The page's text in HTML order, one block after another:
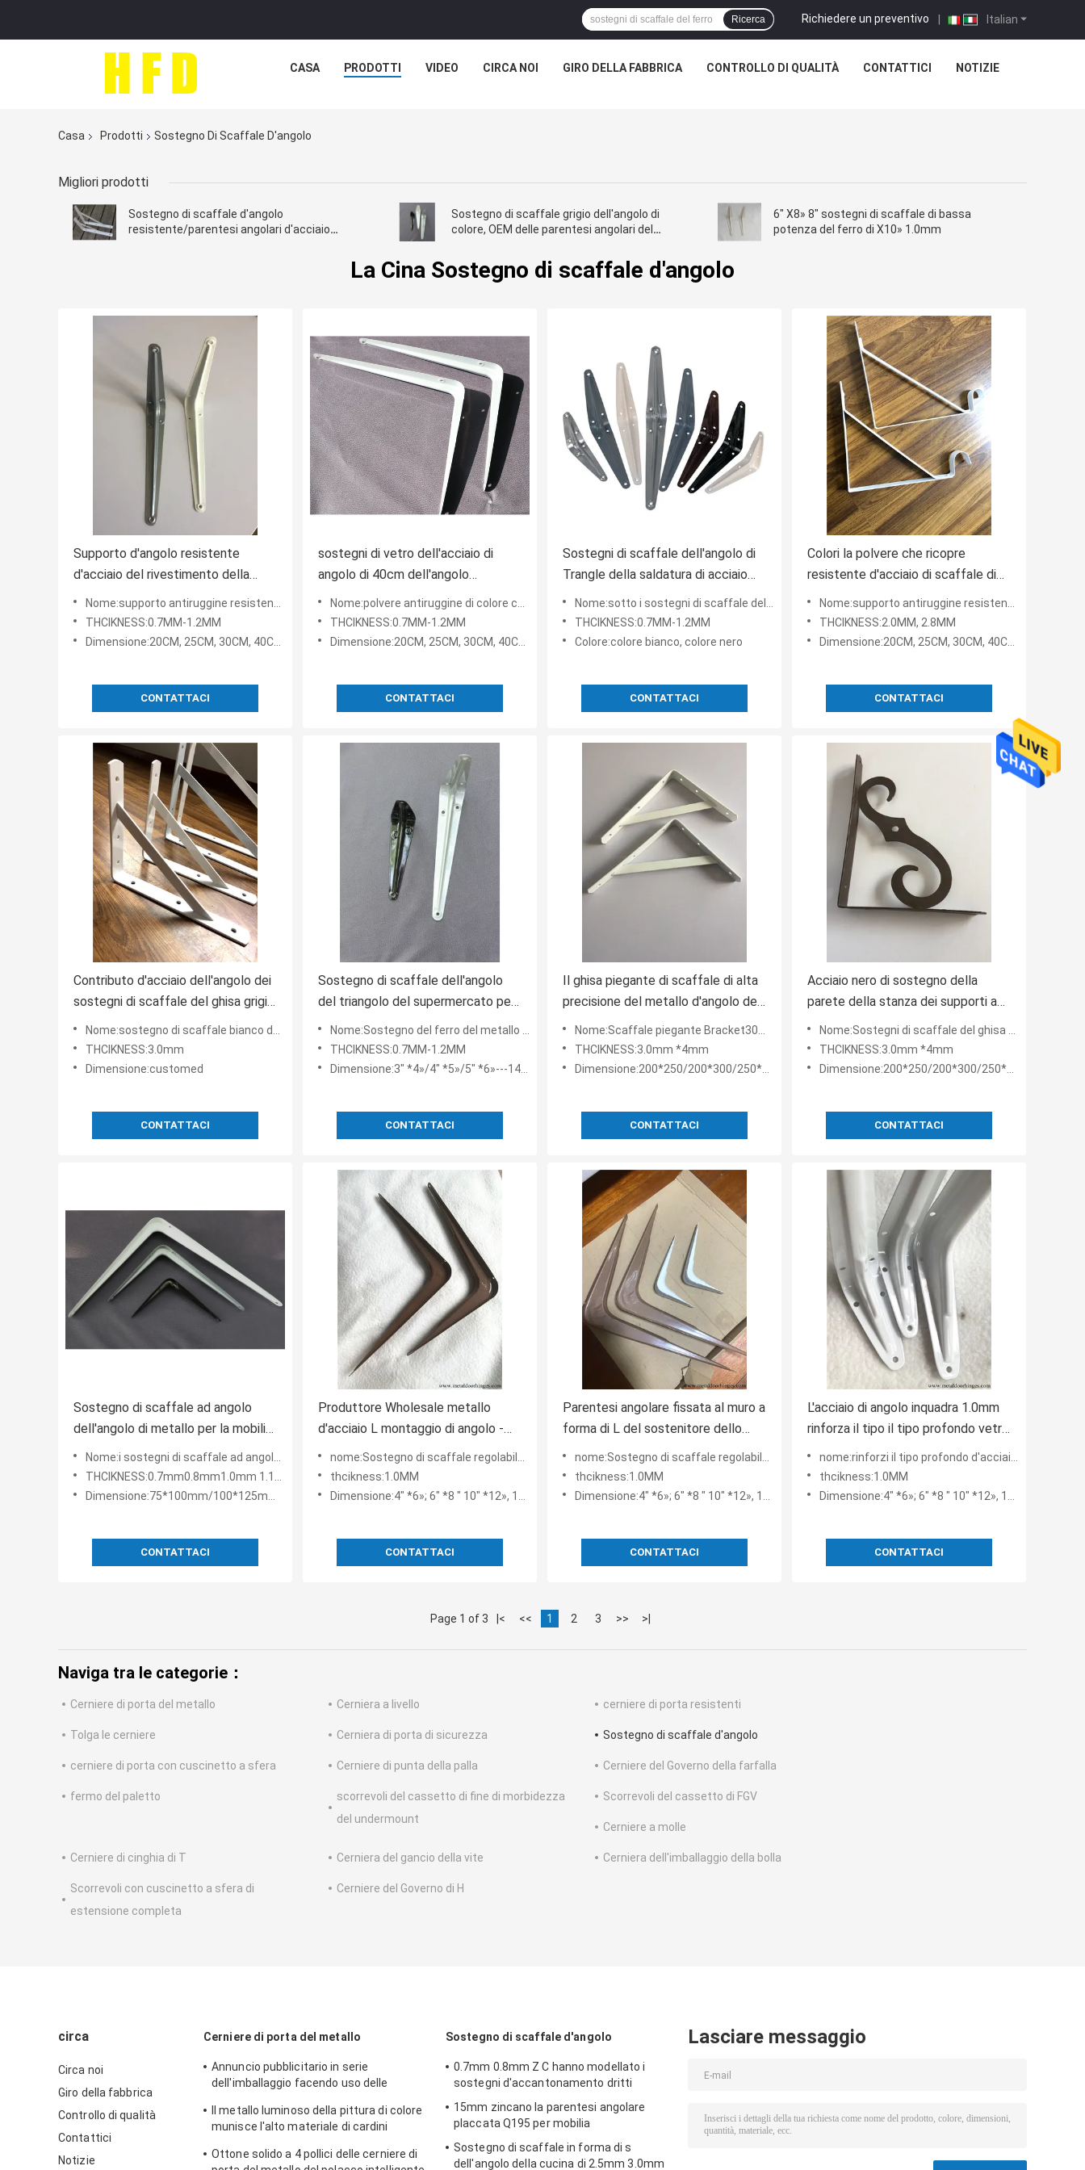
Italian
Richiedere un preventivo |
Ricerca
CASA PRODOTTI VIDEO CIRCA NOI GIRO DELLA FABBRICA CONTROLLO DI QUALITÀ CONTATTICI NOTIZIE
Casa Prodotti Sostegno Di Scaffale D'angolo
Migliori prodotti
Sostegno di scaffale d'angolo
resistente/parentesi angolari d'acciaio
Sostegno di scaffale grigio dell'angolo di
colore, OEM delle parentesi angolari del
6" X8» 8" sostegni di scaffale di bassa
potenza del ferro di X10» 1.0mm
La Cina Sostegno di scaffale d'angolo
Supporto d'angolo resistente
d'acciaio del rivestimento della
polvere di colore della ruggine del
sostegno di scaffale di colore
grigio anti
Nome:supporto antiruggine resistente del rivestimento della polvere di colore di colore dei brackts d'acc
THCIKNESS:0.7MM-1.2MM
Dimensione:20CM, 25CM, 30CM, 40CM 50CM
CONTATTACI
sostegni di vetro dell'acciaio di
angolo di 40cm dell'angolo
decorativo 50cm del supporto a
mensola
Nome:polvere antiruggine di colore che ricopre i brackts d'acciaio dello scaffale di colore grigio resist
THCIKNESS:0.7MM-1.2MM
Dimensione:20CM, 25CM, 30CM, 40CM 50CM
CONTATTACI
Sostegni di scaffale dell'angolo di
Trangle della saldatura di acciaio
del supermercato spessore di
1.2mm - di 0.7mm
Nome:sotto i sostegni di scaffale del metallo dei sostegni di scaffale
THCIKNESS:0.7MM-1.2MM
Colore:colore bianco, colore nero
CONTATTACI
Colori la polvere che ricopre
resistente d'acciaio di scaffale di
colore bianco decorativo dei
sostegni di gancio
Nome:supporto antiruggine resistente del rivestimento della polvere di colore di colore dei brackts d'acc
THCIKNESS:2.0MM, 2.8MM
Dimensione:20CM, 25CM, 30CM, 40CM 50CM
CONTATTACI
Contributo d'acciaio dell'angolo dei
sostegni di scaffale del ghisa grigio
di angolo al montaggio
dell'hardware della mobilia
Nome:sostegno di scaffale bianco del rivestimento della polvere di colore di /grey
THCIKNESS:3.0mm
Dimensione:customed
CONTATTACI
Sostegno di scaffale dell'angolo
del triangolo del supermercato per
colore grigio di bianco di colore di
sostegno TV
Nome:Sostegno del ferro del metallo del sostegno di scaffale per il supermercato
THCIKNESS:0.7MM-1.2MM
Dimensione:3" *4»/4" *5»/5" *6»---14" *16»/16" *18»
CONTATTACI
Il ghisa piegante di scaffale di alta
precisione del metallo d'angolo del
sostegno inquadra 30mm 4.0mm
Nome:Scaffale piegante Bracket30mm 4.0mm del sostegno del metallo d'angolo di alta precisione
THCIKNESS:3.0mm *4mm
Dimensione:200*250/200*300/250*300/280*400/330*500
CONTATTACI
Acciaio nero di sostegno della
parete della stanza dei supporti a
mensola del ghisa del progettista di
Brown di rinforzo
Nome:Sostegni di scaffale del ghisa del metallo di alta qualità per la decorazione della mobilia
THCIKNESS:3.0mm *4mm
Dimensione:200*250/200*300/250*300/280*400/330*500
CONTATTACI
Sostegno di scaffale ad angolo
dell'angolo di metallo per la mobilia
di Wadrobe Cupboar del Governo
facendo uso di
Nome:i sostegni di scaffale ad angolo metal i sostegni di scaffale per la mobilia cupboar del wadrobe del
THCIKNESS:0.7mm0.8mm1.0mm 1.1mm 1.2mm 1.4mm
Dimensione:75*100mm/100*125mm/125*150mm .......
CONTATTACI
Produttore Wholesale metallo
d'acciaio L montaggio di angolo -
sostegno di Brown di 90 gradi
dell'angolo del sostegno
nome:Sostegno di scaffale regolabile di sostegno dello scaffale del nero di angolo pieghevole resistente
thcikness:1.0MM
Dimensione:4" *6»; 6" *8 " 10" *12», 12" *14»
CONTATTACI
Parentesi angolare fissata al muro a
forma di L del sostenitore dello
scaffale di qualità di altezza
nome:Sostegno di scaffale regolabile di sostegno dello scaffale del nero di angolo pieghevole resistente
thcikness:1.0MM
Dimensione:4" *6»; 6" *8 " 10" *12», 12" *14»
CONTATTACI
L'acciaio di angolo inquadra 1.0mm
rinforza il tipo il tipo profondo vetro
di Eruopean del supporto a mensola
dell'angolo
nome:rinforzi il tipo profondo d'acciaio sostegni delle cerniere di porta di scaffale 1.0mm
thcikness:1.0MM
Dimensione:4" *6»; 6" *8 " 10" *12», 12" *14»
CONTATTACI
Page 1 of 3 |< << 1 2 3 >> >|
Naviga tra le categorie：
Cerniere di porta del metallo Cerniera a livello cerniere di porta resistenti
Tolga le cerniere Cerniera di porta di sicurezza Sostegno di scaffale d'angolo
cerniere di porta con cuscinetto a sfera Cerniere di punta della palla Cerniere del Governo della farfalla
fermo del paletto
scorrevoli del cassetto di fine di morbidezza
del undermount
Scorrevoli del cassetto di FGV
Cerniere a molle
Cerniere di cinghia di T Cerniera del gancio della vite Cerniera dell'imballaggio della bolla
Scorrevoli con cuscinetto a sfera di
estensione completa
Cerniere del Governo di H
circa
Circa noi
Giro della fabbrica
Controllo di qualità
Contattici
Notizie
Cerniere di porta del metallo
Annuncio pubblicitario in serie
dell'imballaggio facendo uso delle
antiche del ferro
Il metallo luminoso della pittura di colore
munisce l'alto materiale di cardini
Ottone solido a 4 pollici delle cerniere di
Sostegno di scaffale d'angolo
0.7mm 0.8mm Z C hanno modellato i
sostegni d'accantonamento dritti
15mm zincano la parentesi angolare
placcata Q195 per mobilia
Sostegno di scaffale in forma di s
dell'angolo della cucina di 2.5mm 3.0mm
Lasciare messaggio